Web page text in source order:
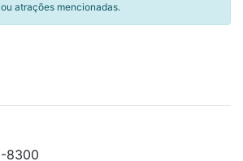
atrações mencionadas.
8300